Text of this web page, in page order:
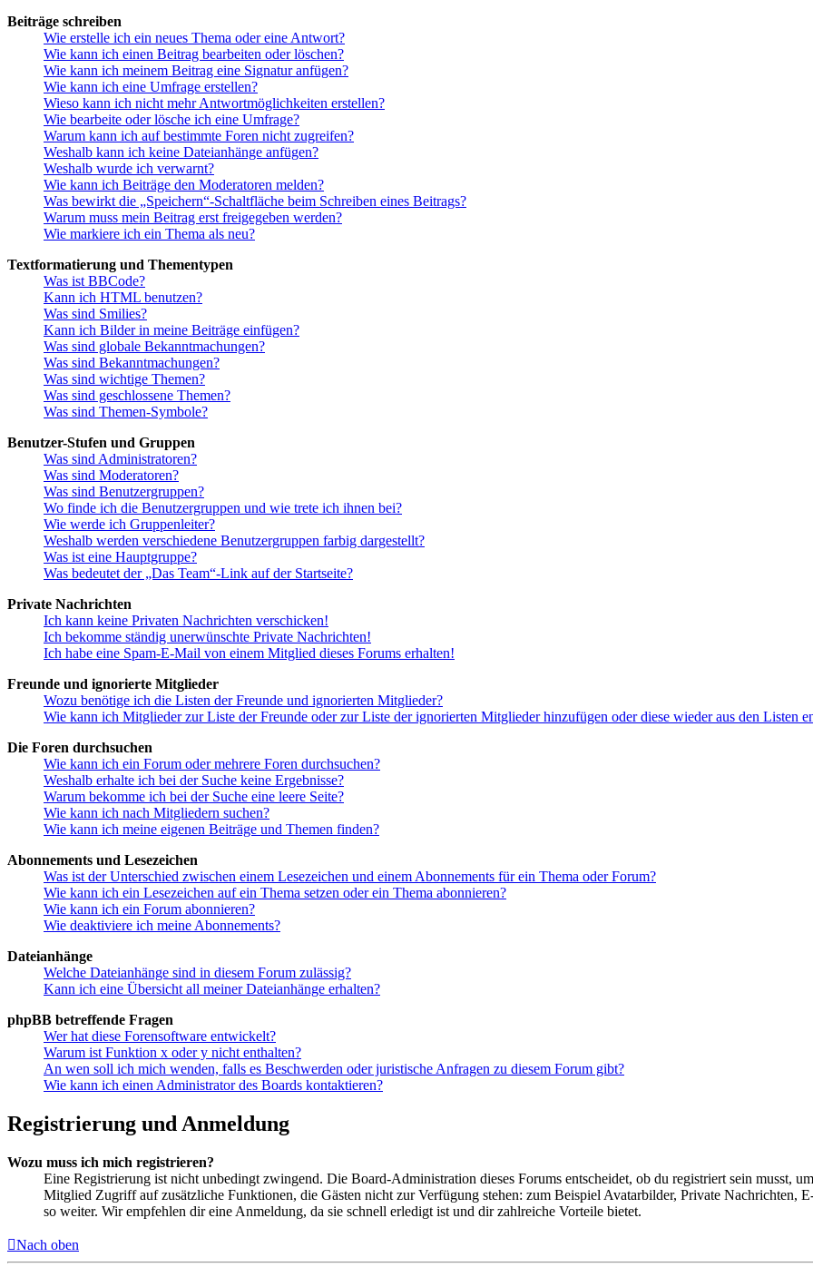
Beiträge schreiben
Wie erstelle ich ein neues Thema oder eine Antwort?
Wie kann ich einen Beitrag bearbeiten oder löschen?
Wie kann ich meinem Beitrag eine Signatur anfügen?
Wie kann ich eine Umfrage erstellen?
Wieso kann ich nicht mehr Antwortmöglichkeiten erstellen?
Wie bearbeite oder lösche ich eine Umfrage?
Warum kann ich auf bestimmte Foren nicht zugreifen?
Weshalb kann ich keine Dateianhänge anfügen?
Weshalb wurde ich verwarnt?
Wie kann ich Beiträge den Moderatoren melden?
Was bewirkt die „Speichern“-Schaltfläche beim Schreiben eines Beitrags?
Warum muss mein Beitrag erst freigegeben werden?
Wie markiere ich ein Thema als neu?
Textformatierung und Thementypen
Was ist BBCode?
Kann ich HTML benutzen?
Was sind Smilies?
Kann ich Bilder in meine Beiträge einfügen?
Was sind globale Bekanntmachungen?
Was sind Bekanntmachungen?
Was sind wichtige Themen?
Was sind geschlossene Themen?
Was sind Themen-Symbole?
Benutzer-Stufen und Gruppen
Was sind Administratoren?
Was sind Moderatoren?
Was sind Benutzergruppen?
Wo finde ich die Benutzergruppen und wie trete ich ihnen bei?
Wie werde ich Gruppenleiter?
Weshalb werden verschiedene Benutzergruppen farbig dargestellt?
Was ist eine Hauptgruppe?
Was bedeutet der „Das Team“-Link auf der Startseite?
Private Nachrichten
Ich kann keine Privaten Nachrichten verschicken!
Ich bekomme ständig unerwünschte Private Nachrichten!
Ich habe eine Spam-E-Mail von einem Mitglied dieses Forums erhalten!
Freunde und ignorierte Mitglieder
Wozu benötige ich die Listen der Freunde und ignorierten Mitglieder?
Wie kann ich Mitglieder zur Liste der Freunde oder zur Liste der ignorierten Mitglieder hinzufügen oder diese wieder aus den Listen
Die Foren durchsuchen
Wie kann ich ein Forum oder mehrere Foren durchsuchen?
Weshalb erhalte ich bei der Suche keine Ergebnisse?
Warum bekomme ich bei der Suche eine leere Seite?
Wie kann ich nach Mitgliedern suchen?
Wie kann ich meine eigenen Beiträge und Themen finden?
Abonnements und Lesezeichen
Was ist der Unterschied zwischen einem Lesezeichen und einem Abonnements für ein Thema oder Forum?
Wie kann ich ein Lesezeichen auf ein Thema setzen oder ein Thema abonnieren?
Wie kann ich ein Forum abonnieren?
Wie deaktiviere ich meine Abonnements?
Dateianhänge
Welche Dateianhänge sind in diesem Forum zulässig?
Kann ich eine Übersicht all meiner Dateianhänge erhalten?
phpBB betreffende Fragen
Wer hat diese Forensoftware entwickelt?
Warum ist Funktion x oder y nicht enthalten?
An wen soll ich mich wenden, falls es Beschwerden oder juristische Anfragen zu diesem Forum gibt?
Wie kann ich einen Administrator des Boards kontaktieren?
Registrierung und Anmeldung
Wozu muss ich mich registrieren?
Eine Registrierung ist nicht unbedingt zwingend. Die Board-Administration dieses Forums entscheidet, ob du registriert sein musst,
Mitglied Zugriff auf zusätzliche Funktionen, die Gästen nicht zur Verfügung stehen: zum Beispiel Avatarbilder, Private Nachrichten,
so weiter. Wir empfehlen dir eine Anmeldung, da sie schnell erledigt ist und dir zahlreiche Vorteile bietet.
Nach oben